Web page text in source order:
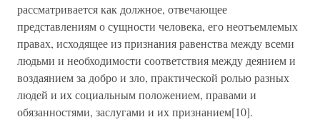
рассматривается как должное, отвечающее
представлениям о сущности человека, его неотъемлемых
правах, исходящее из признания равенства между всеми
людьми и необходимости соответствия между деянием и
воздаянием за добро и зло, практической ролью разных
людей и их социальным положением, правами и
обязанностями, заслугами и их признанием[10].